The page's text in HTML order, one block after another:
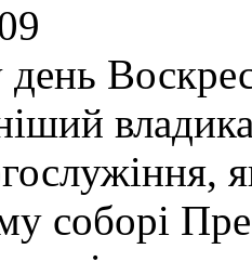
день
соборі